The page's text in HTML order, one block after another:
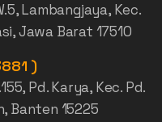
Lambangjaya, Kec.
Jawa Barat 17510
)
Pd. Karya, Kec. Pd.
Banten 15225